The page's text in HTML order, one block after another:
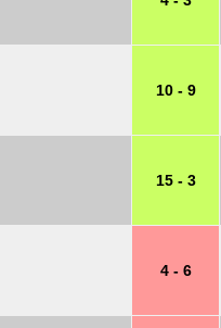
10 - 9
15 - 3
4 - 6